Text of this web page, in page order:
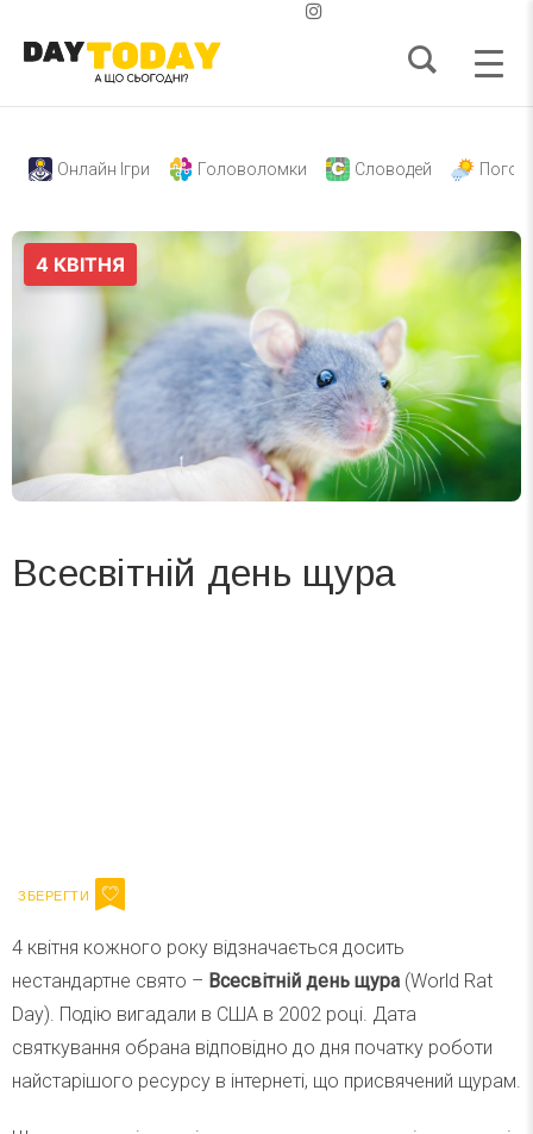
Онлайн Ігри Головоломки Словодей
Всесвітній день щура
4 квітня кожного року відзначається досить
нестандартне свято – Всесвітній день щура (World Rat
Day). Подію вигадали в США в 2002 році. Дата
святкування обрана відповідно до дня початку роботи
найстарішого ресурсу в інтернеті, що присвячений щурам.